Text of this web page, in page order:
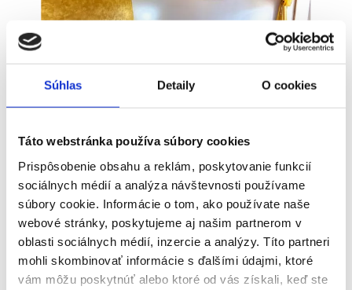
Súhlas Detaily O cookies
Táto webstránka používa súbory cookies
Prispôsobenie obsahu a reklám, poskytovanie funkcií
sociálnych médií a analýza návštevnosti používame
súbory cookie. Informácie o tom, ako používate naše
webové stránky, poskytujeme aj našim partnerom v
oblasti sociálnych médií, inzercie a analýzy. Títo partneri
mohli skombinovať informácie s ďalšími údajmi, ktoré
vám môžu poskytnúť alebo ktoré od vás získali, keď ste